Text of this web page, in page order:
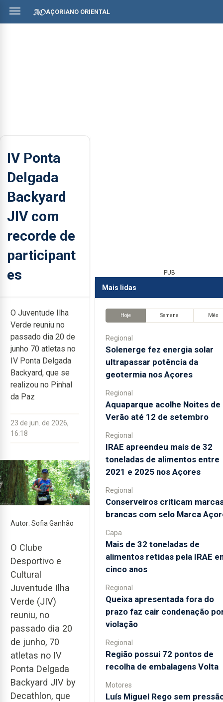
AÇORIANO ORIENTAL
IV Ponta
Delgada
Backyard
JIV com
recorde de
participant
es
O Juventude Ilha
Verde reuniu no
passado dia 20 de
junho 70 atletas no
IV Ponta Delgada
Backyard, que se
realizou no Pinhal
da Paz
23 de jun. de 2026,
16:18
Autor: Sofia Ganhão
O Clube
Desportivo e
Cultural
Juventude Ilha
Verde (JIV)
reuniu, no
passado dia 20
de junho, 70
atletas no IV
Ponta Delgada
Backyard JIV by
Decathlon, que
PUB
Mais lidas
Hoje Semana Mês
Regional
Solenerge fez energia solar
ultrapassar potência da
geotermia nos Açores
Regional
Aquaparque acolhe Noites de
Verão até 12 de setembro
Regional
IRAE apreendeu mais de 32
toneladas de alimentos entre
2021 e 2025 nos Açores
Regional
Conserveiros criticam
brancas com selo Marca
Capa
Mais de 32 toneladas de
alimentos retidas pela IRAE
cinco anos
Regional
Queixa apresentada fora do
prazo faz cair condenação
violação
Regional
Região possui 72 pontos de
recolha de embalagens Volta
Motores
Luís Miguel Rego sem